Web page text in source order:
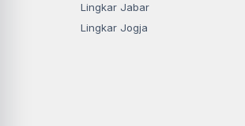
Lingkar Jabar
Lingkar Jogja